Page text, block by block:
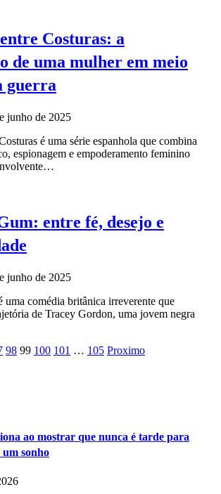
Costuras: a
de uma mulher em meio
guerra
junho de 2025
é uma série espanhola que combina
espionagem e empoderamento feminino
entre fé, desejo e
junho de 2025
comédia britânica irreverente que
de Tracey Gordon, uma jovem negra
98 99 100 101 … 105 Proximo
ao mostrar que nunca é tarde para
sonho